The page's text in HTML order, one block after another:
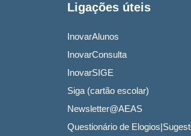
Ligações úteis
InovarAlunos
InovarConsulta
InovarSIGE
Siga (cartão escolar)
Newsletter@AEAS
Questionário de